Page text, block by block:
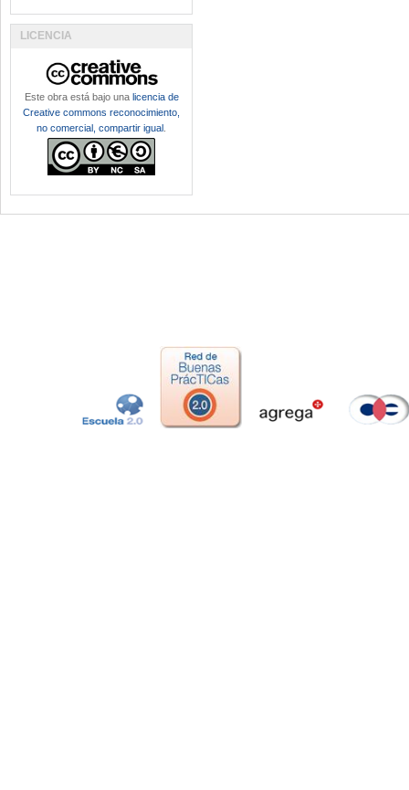
LICENCIA
Este obra está bajo una licencia de
Creative commons reconocimiento,
no comercial, compartir igual